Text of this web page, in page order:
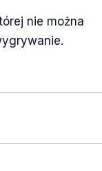
nie można